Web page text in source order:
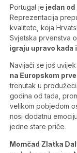
Portugal je jedan
Reprezentacija
kvalitete, koja
Svjetska prvenstva
igraju upravo kada
Navijači se još
na Europskom
trenutak u
godina od tada,
velikom pobjedom
nosi dodatnu
jedne stare priče.
Momčad Zlatka